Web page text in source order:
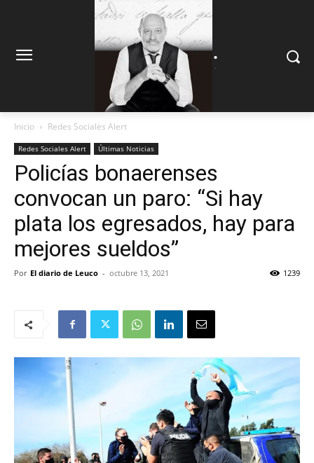
.
Inicio Redes Sociales Alert
Redes Sociales Alert Últimas Noticias
Policías bonaerenses
convocan un paro: “Si hay
plata los egresados, hay para
mejores sueldos”
Por El diario de Leuco - octubre 13, 2021 1239